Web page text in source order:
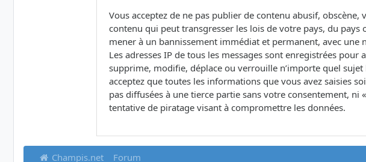
Vous acceptez de ne pas publier de contenu abusif,
contenu qui peut transgresser les lois de votre pays, du
mener à un bannissement immédiat et permanent, avec une
Les adresses IP de tous les messages sont enregistrées
supprime, modifie, déplace ou verrouille n’importe quel
acceptez que toutes les informations que vous avez saisies
pas diffusées à une tierce partie sans votre consentement,
tentative de piratage visant à compromettre les données.
Champis.net Forum